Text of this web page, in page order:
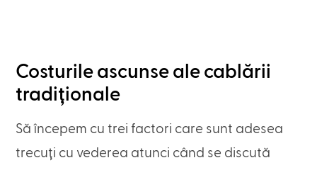
Costurile ascunse ale cablării
tradiționale
Să începem cu trei factori care sunt adesea
trecuți cu vederea atunci când se discută